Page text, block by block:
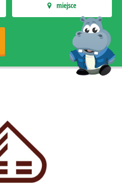
miejsce